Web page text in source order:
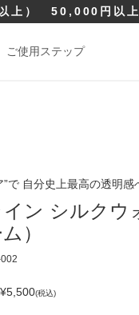
上） 50,000円以上
ご使用ステップ
”で 自分史上最高の透明
ン シルクウ
）
(税込)